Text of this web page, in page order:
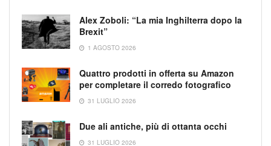
Alex Zoboli: “La mia Inghilterra dopo la
Brexit”
1 AGOSTO 2026
Quattro prodotti in offerta su Amazon
per completare il corredo fotografico
31 LUGLIO 2026
Due ali antiche, più di ottanta occhi
31 LUGLIO 2026